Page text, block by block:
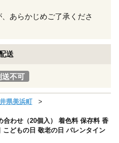
あらかじめご了承くださ
送
送不可
県美浜町
合わせ（20個入） 着色料 保存料 香
どもの日 敬老の日 バレンタイン